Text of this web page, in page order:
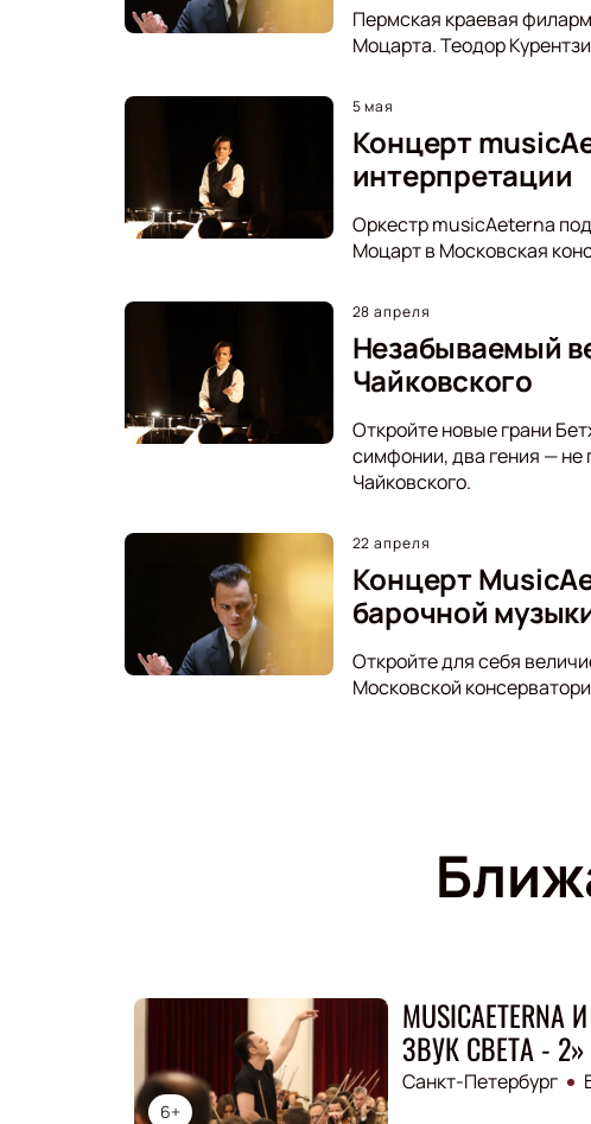
Пермская краевая
Моцарта. Теодор
5 мая
Концерт
интерпретации
Оркестр musicAeterna
Моцарт в Московская
28 апреля
Незабываемый
Чайковского
Откройте новые грани
симфонии, два гения — не
Чайковского.
22 апреля
Концерт
барочной
Откройте для себя
Московской
6+
ЗВУК СВЕТА - 2»
Санкт-Петербург